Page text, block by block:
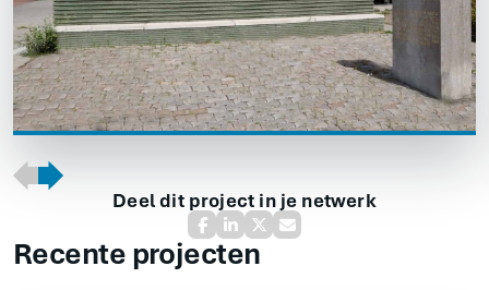
Deel dit project in je netwerk
Recente projecten